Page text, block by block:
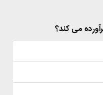
می کند؟